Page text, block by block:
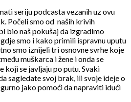
seriju podcasta vezanih uz ovu
Počeli smo od naših krivih
bio naš pokušaj da izgradimo
smo i kako primili ispravnu uputu
smo iznijeli tri osnovne svrhe koje
muškarca i žene i onda se
koji se javljaju po putu. Svaki
sagledate svoj brak, ili svoje ideje o
jako pomoći da napraviti idući